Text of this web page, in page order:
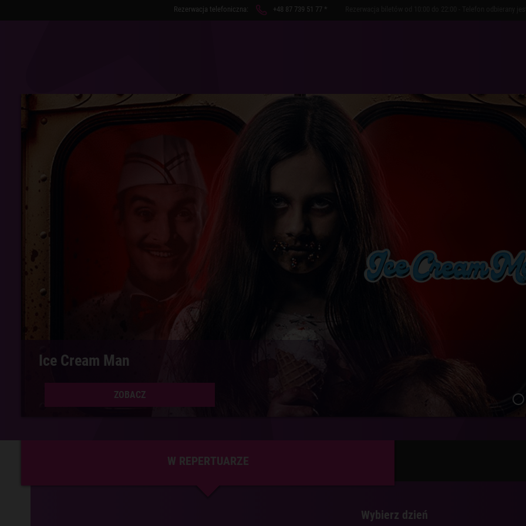
Rezerwacja telefoniczna: +48 87 739 51 77 *
FOTEL VIPSZKOŁA W
KOLONIE W
Spider-Man: Całkiem nowy dzień 3D dubbing
ZOBACZ
W REPERTUARZE
Wybierz dzień